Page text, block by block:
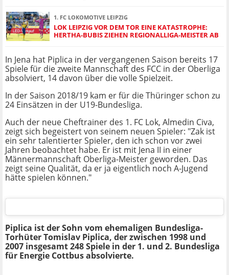
1. FC LOKOMOTIVE LEIPZIG
LOK LEIPZIG VOR DEM TOR EINE KATASTROPHE:
HERTHA-BUBIS ZIEHEN REGIONALLIGA-MEISTER AB
In Jena hat Piplica in der vergangenen Saison bereits 17
Spiele für die zweite Mannschaft des FCC in der Oberliga
absolviert, 14 davon über die volle Spielzeit.
In der Saison 2018/19 kam er für die Thüringer schon zu
24 Einsätzen in der U19-Bundesliga.
Auch der neue Cheftrainer des 1. FC Lok, Almedin Civa,
zeigt sich begeistert von seinem neuen Spieler: "Zak ist
ein sehr talentierter Spieler, den ich schon vor zwei
Jahren beobachtet habe. Er ist mit Jena II in einer
Männermannschaft Oberliga-Meister geworden. Das
zeigt seine Qualität, da er ja eigentlich noch A-Jugend
hätte spielen können."
Piplica ist der Sohn vom ehemaligen Bundesliga-
Torhüter Tomislav Piplica, der zwischen 1998 und
2007 insgesamt 248 Spiele in der 1. und 2. Bundesliga
für Energie Cottbus absolvierte.